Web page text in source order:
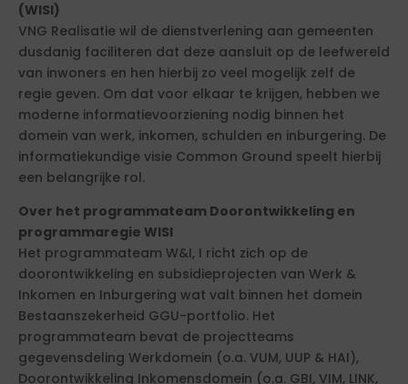
(WISI)
VNG Realisatie wil de dienstverlening aan gemeenten
dusdanig faciliteren dat deze aansluit op de leefwereld
van inwoners en hen hierbij zo veel mogelijk zelf de
regie geven. Om dat voor elkaar te krijgen, hebben we
moderne informatievoorziening nodig binnen het
domein van werk, inkomen, schulden en inburgering. De
informatiekundige visie Common Ground speelt hierbij
een belangrijke rol.
Over het programmateam Doorontwikkeling en
programmaregie WISI
Het programmateam W&I, I richt zich op de
doorontwikkeling en subsidieprojecten van Werk &
Inkomen en Inburgering wat valt binnen het domein
Bestaanszekerheid GGU-portfolio. Het
programmateam bevat de projectteams
gegevensdeling Werkdomein (o.a. VUM, UUP & HAI),
Doorontwikkeling Inkomensdomein (o.a. GBI, VIM, LINK,